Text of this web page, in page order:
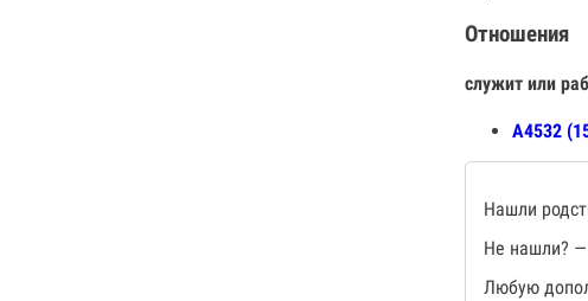
Отношения
служит или
А4532
Нашли
Не нашли? —
Любую